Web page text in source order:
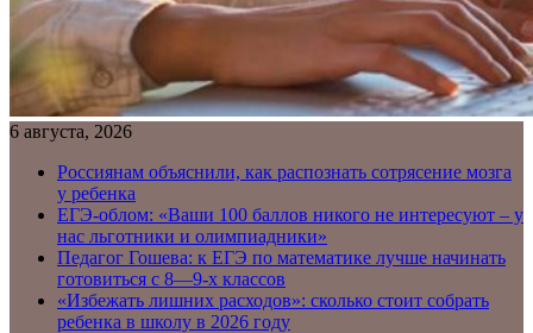
6 августа, 2026
Россиянам объяснили, как распознать сотрясение мозга
у ребенка
ЕГЭ-облом: «Ваши 100 баллов никого не интересуют – у
нас льготники и олимпиадники»
Педагог Гошева: к ЕГЭ по математике лучше начинать
готовиться с 8—9-х классов
«Избежать лишних расходов»: сколько стоит собрать
ребенка в школу в 2026 году